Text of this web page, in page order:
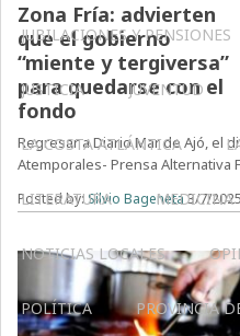
JUBILACIONES Y PENSIONES
JUSTICIA JUVENTUD
LA COSTA ATLÁNTICA
LITERATURA MEDICINA
NOTICIAS LOCALES
POLÍTICA PROVINCIA
Zona Fría: advierten
que el gobierno
“miente y tergiversa”
para quedarse con el
fondo
Regresar a Diario Mar de Ajó, el
Atemporales- Prensa Alternativa
Posted by:Silvio Bageneta3/7/2025